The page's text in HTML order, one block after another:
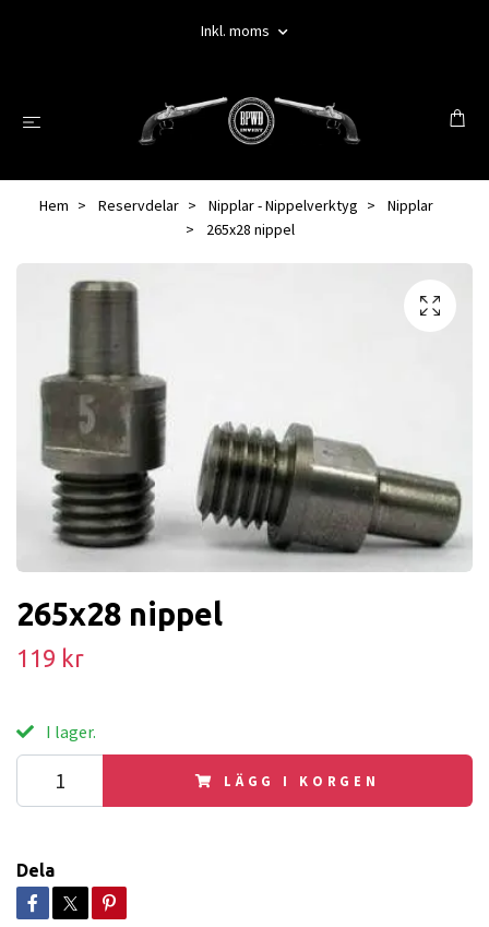
Inkl. moms
Hem Reservdelar Nipplar - Nippelverktyg
Nipplar
265x28 nippel
265x28 nippel
119 kr
I lager.
LÄGG I KORGEN
Dela